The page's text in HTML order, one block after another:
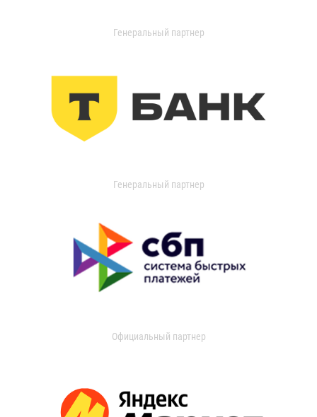
Генеральный партнер
Генеральный партнер
Официальный партнер